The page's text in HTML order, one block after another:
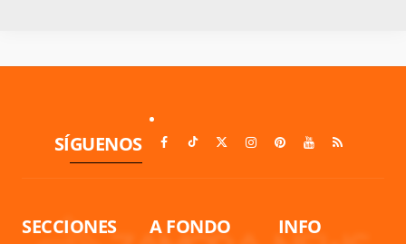
SÍGUENOS
SECCIONES A FONDO INFO